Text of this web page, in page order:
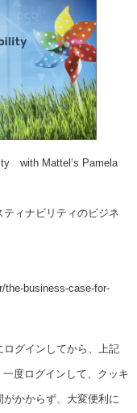
with Mattel’s Pamela
ィナビリティのビジネ
the-business-case-for-
グインしてから、上記
度ログインして、クッキ
かからず、大変便利に